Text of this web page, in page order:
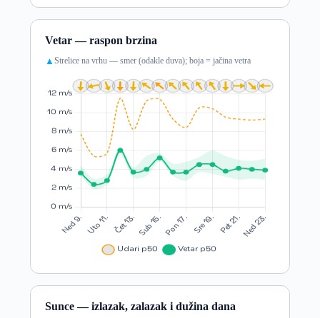
Vetar — raspon brzina
▲ Strelice na vrhu — smer (odakle duva); boja = jačina vetra
Sunce — izlazak, zalazak i dužina dana